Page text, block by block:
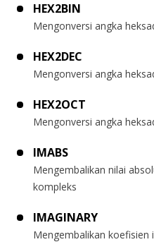
HEX2BIN
Mengonversi angka
HEX2DEC
Mengonversi angka
HEX2OCT
Mengonversi angka
IMABS
Mengembalikan nilai
kompleks
IMAGINARY
Mengembalikan koefisien